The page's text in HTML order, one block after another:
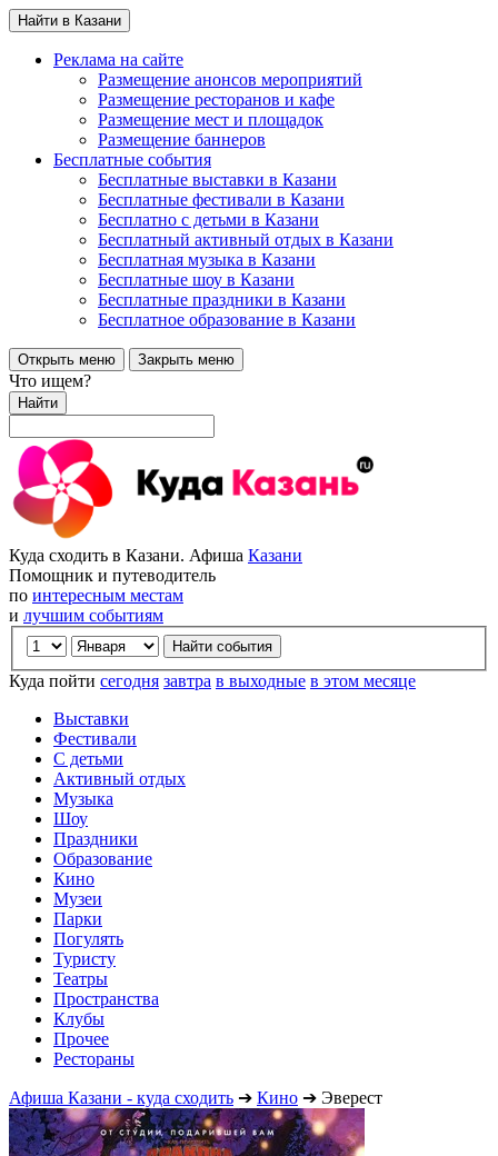
Найти в Казани
Реклама на сайте
Размещение анонсов мероприятий
Размещение ресторанов и кафе
Размещение мест и площадок
Размещение баннеров
Бесплатные события
Бесплатные выставки в Казани
Бесплатные фестивали в Казани
Бесплатно с детьми в Казани
Бесплатный активный отдых в Казани
Бесплатная музыка в Казани
Бесплатные шоу в Казани
Бесплатные праздники в Казани
Бесплатное образование в Казани
Открыть меню Закрыть меню
Что ищем?
Найти
Куда сходить в Казани. Афиша Казани
Помощник и путеводитель
по интересным местам
и лучшим событиям
Куда пойти сегодня завтра в выходные в этом месяце
Выставки
Фестивали
С детьми
Активный отдых
Музыка
Шоу
Праздники
Образование
Кино
Музеи
Парки
Погулять
Туристу
Театры
Пространства
Клубы
Прочее
Рестораны
Афиша Казани - куда сходить ➔ Кино ➔ Эверест